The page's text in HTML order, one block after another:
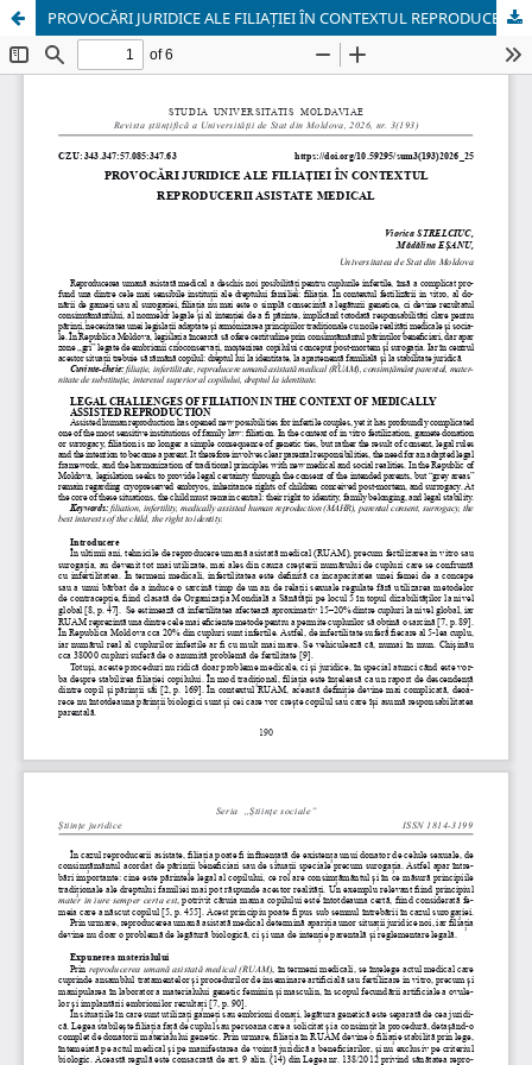
PROVOCĂRI JURIDICE ALE FILIAȚIEI ÎN CONTEXTUL REPRODUCERII ASISTATE MEDICAL